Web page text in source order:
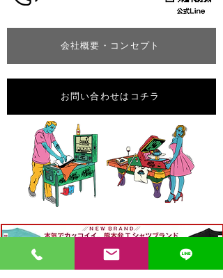
会社概要・コンセプト
お問い合わせはコチラ